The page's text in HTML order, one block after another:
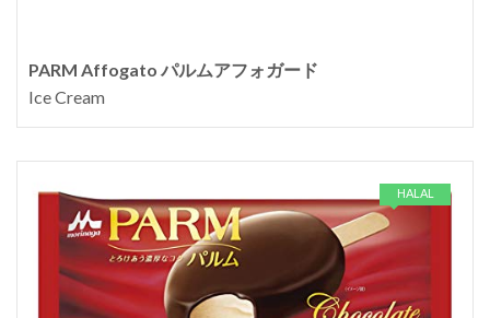
PARM Affogato パルムアフォガード
Ice Cream
HALAL